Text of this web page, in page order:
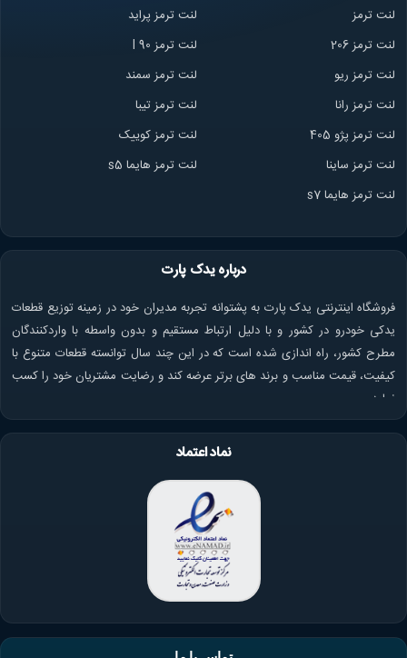
لنت ترمز
لنت ترمز پراید
لنت ترمز 206
لنت ترمز l 90
لنت ترمز ریو
لنت ترمز سمند
لنت ترمز رانا
لنت ترمز تیبا
لنت ترمز پژو 405
لنت ترمز کوییک
لنت ترمز ساینا
لنت ترمز هایما s5
لنت ترمز هایما s7
درباره یدک پارت
فروشگاه اینترنتی یدک پارت به پشتوانه تجربه مدیران خود در زمینه توزیع قطعات
یدکی خودرو در کشور و با دلیل ارتباط مستقیم و بدون واسطه با واردکنندگان
مطرح کشور، راه اندازی شده است که در این چند سال توانسته قطعات متنوع با
کیفیت، قیمت مناسب و برند های برتر عرضه کند و رضایت مشتریان خود را کسب
نماید.
نماد اعتماد